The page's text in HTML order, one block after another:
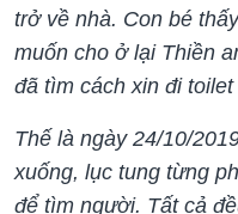
trở về nhà. Con bé
muốn cho ở lại Thiền
đã tìm cách xin đi
Thế là ngày 24/10/
xuống, lục tung từng
để tìm người. Tất cả